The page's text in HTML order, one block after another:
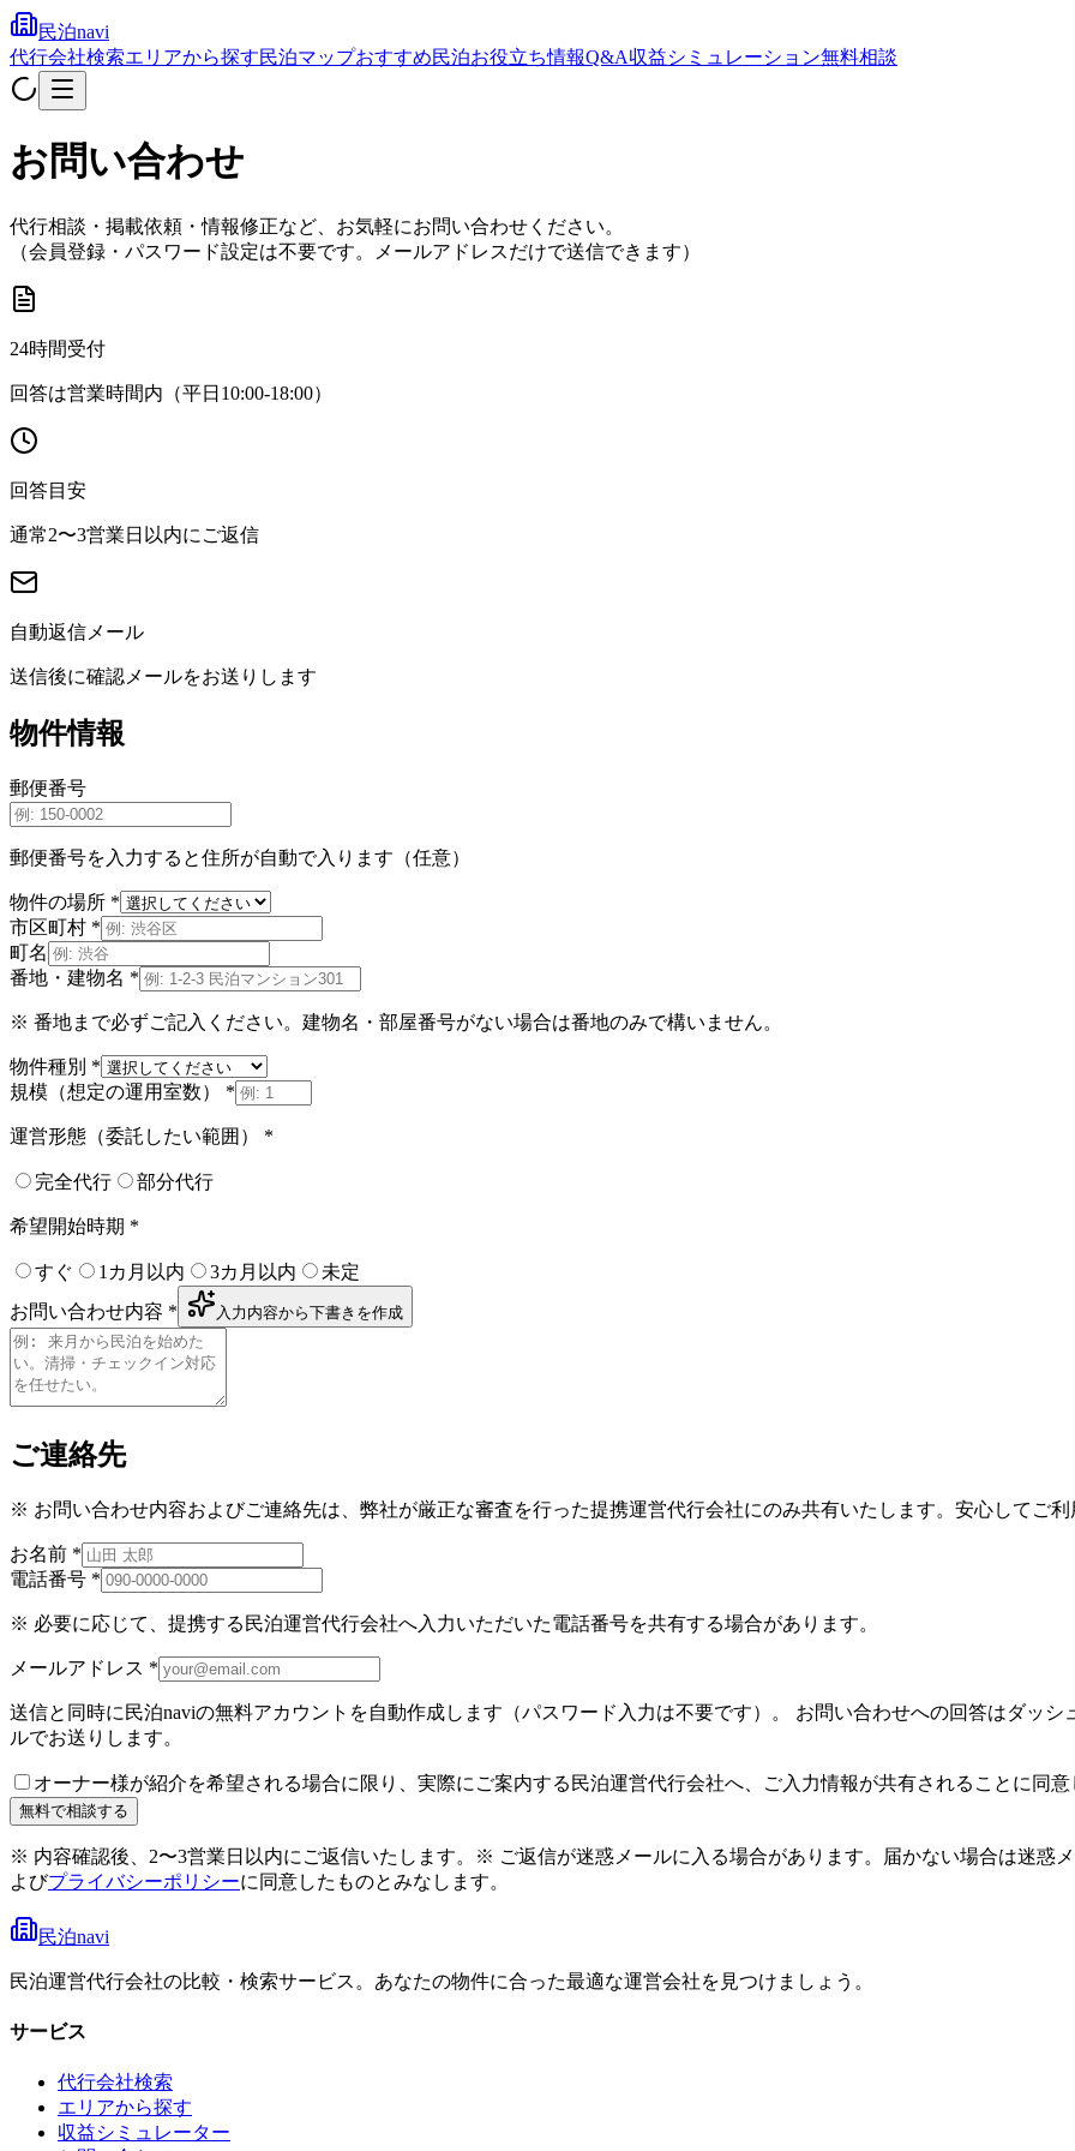
民泊navi
代行会社検索エリアから探す民泊マップおすすめ民泊お役立ち情報Q&A収益シミュレーション無料相談
お問い合わせ
代行相談・掲載依頼・情報修正など、お気軽にお問い合わせください。
（会員登録・パスワード設定は不要です。メールアドレスだけで送信できます）
24時間受付
回答は営業時間内（平日10:00-18:00）
回答目安
通常2〜3営業日以内にご返信
自動返信メール
送信後に確認メールをお送りします
物件情報
郵便番号
郵便番号を入力すると住所が自動で入ります（任意）
物件の場所 *
市区町村 *
町名
番地・建物名 *
※ 番地まで必ずご記入ください。建物名・部屋番号がない場合は番地のみで構いません。
物件種別 *
規模（想定の運用室数） *
運営形態（委託したい範囲） *
完全代行 部分代行
希望開始時期 *
すぐ 1カ月以内 3カ月以内
未定
お問い合わせ内容 * 入力内容から下書きを作成
ご連絡先
※ お問い合わせ内容およびご連絡先は、弊社が厳正な審査を行った提携運営代行会社にのみ共有いたします。安心してご利
お名前 *
電話番号 *
※ 必要に応じて、提携する民泊運営代行会社へ入力いただいた電話番号を共有する場合があります。
メールアドレス *
送信と同時に民泊naviの無料アカウントを自動作成します（パスワード入力は不要です）。 お問い合わせへの回答はダッ
ルでお送りします。
オーナー様が紹介を希望される場合に限り、実際にご案内する民泊運営代行会社へ、ご入力情報が共有されることに同意
無料で相談する
※ 内容確認後、2〜3営業日以内にご返信いたします。 ※ ご返信が迷惑メールに入る場合があります。届かない場合は迷惑
よびプライバシーポリシーに同意したものとみなします。
民泊navi
民泊運営代行会社の比較・検索サービス。あなたの物件に合った最適な運営会社を見つけましょう。
サービス
代行会社検索
エリアから探す
収益シミュレーター